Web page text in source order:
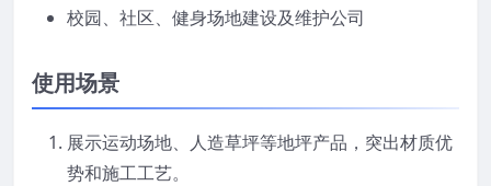
校园、社区、健身场地建设及维护公司
使用场景
展示运动场地、人造草坪等地坪产品，突出材质优
势和施工工艺。